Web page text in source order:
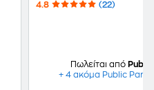
4.8 (22)
Πωλείται από Public
+ 4 ακόμα Public